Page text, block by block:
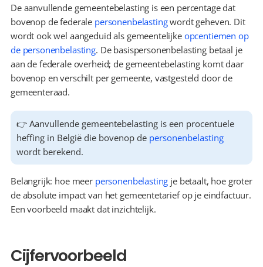
De aanvullende gemeentebelasting is een percentage dat
bovenop de federale personenbelasting wordt geheven. Dit
wordt ook wel aangeduid als gemeentelijke opcentiemen op
de personenbelasting. De basispersonenbelasting betaal je
aan de federale overheid; de gemeentebelasting komt daar
bovenop en verschilt per gemeente, vastgesteld door de
gemeenteraad.
👉 Aanvullende gemeentebelasting is een procentuele
heffing in België die bovenop de personenbelasting
wordt berekend.
Belangrijk: hoe meer personenbelasting je betaalt, hoe groter
de absolute impact van het gemeentetarief op je eindfactuur.
Een voorbeeld maakt dat inzichtelijk.
Cijfervoorbeeld